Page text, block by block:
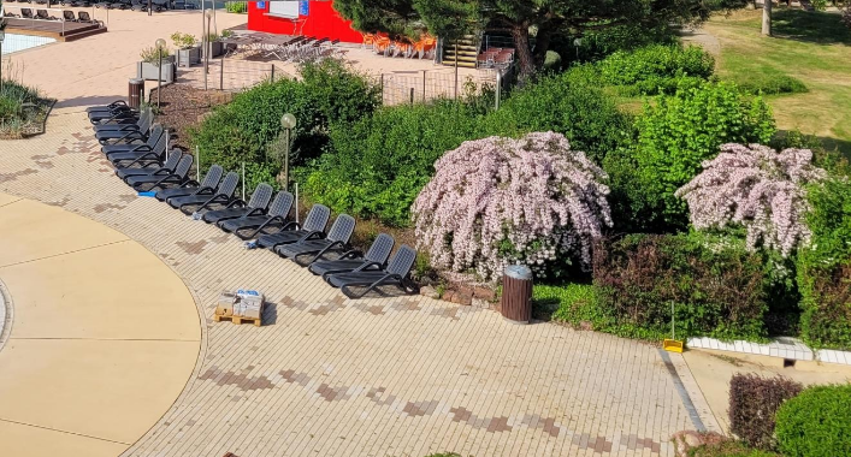
Mo - Fr:
Mo, Di, Do:
Mi:
08 - 12 Uhr
14 - 15.30 Uhr
14 - 18 Uhr (Nur mit Termin)
Social-Media
Impressum Datenschutz Cookiespowered byKomm.ONE